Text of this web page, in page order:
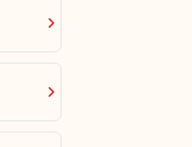
chevron_right
chevron_right